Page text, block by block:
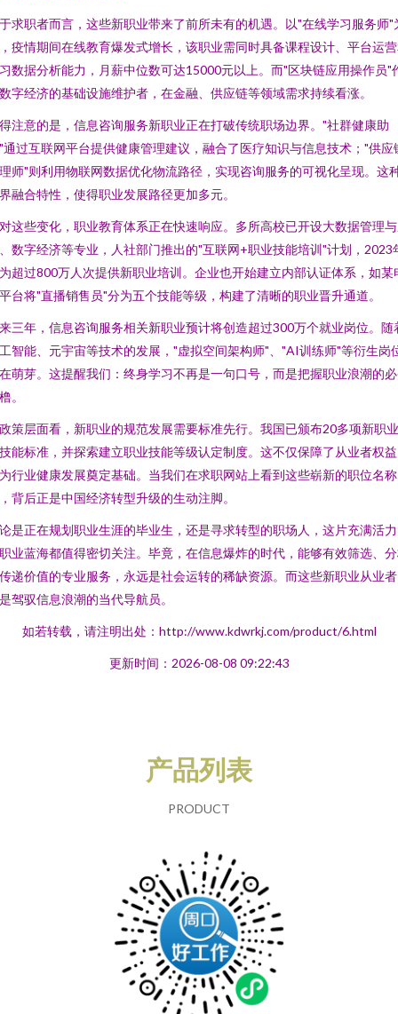
求职者而言，这些新职业带来了前所未有的机遇。以"在线学习服务师"
疫情期间在线教育爆发式增长，该职业需同时具备课程设计、平台运
数据分析能力，月薪中位数可达15000元以上。而"区块链应用操作员"
字经济的基础设施维护者，在金融、供应链等领域需求持续看涨。
注意的是，信息咨询服务新职业正在打破传统职场边界。"社群健康助
通过互联网平台提供健康管理建议，融合了医疗知识与信息技术；"供应
师"则利用物联网数据优化物流路径，实现咨询服务的可视化呈现。这
融合特性，使得职业发展路径更加多元。
这些变化，职业教育体系正在快速响应。多所高校已开设大数据管理
数字经济等专业，人社部门推出的"互联网+职业技能培训"计划，2023
超过800万人次提供新职业培训。企业也开始建立内部认证体系，如某
台将"直播销售员"分为五个技能等级，构建了清晰的职业晋升通道。
三年，信息咨询服务相关新职业预计将创造超过300万个就业岗位。随
智能、元宇宙等技术的发展，"虚拟空间架构师"、"AI训练师"等衍生岗
萌芽。这提醒我们：终身学习不再是一句口号，而是把握职业浪潮的
。
策层面看，新职业的规范发展需要标准先行。我国已颁布20多项新职
能标准，并探索建立职业技能等级认定制度。这不仅保障了从业者权
行业健康发展奠定基础。当我们在求职网站上看到这些崭新的职位名称
背后正是中国经济转型升级的生动注脚。
是正在规划职业生涯的毕业生，还是寻求转型的职场人，这片充满活
业蓝海都值得密切关注。毕竟，在信息爆炸的时代，能够有效筛选、
递价值的专业服务，永远是社会运转的稀缺资源。而这些新职业从业
驾驭信息浪潮的当代导航员。
如若转载，请注明出处：http://www.kdwrkj.com/product/6.html
更新时间：2026-08-08 09:22:43
产品列表
PRODUCT